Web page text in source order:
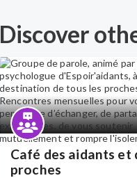
Discover
Café des aidants et
proches